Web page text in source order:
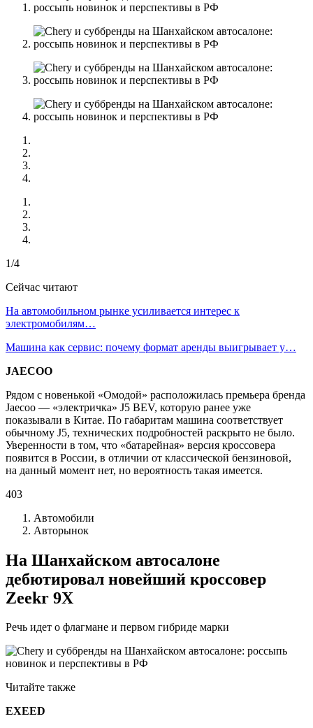
1/4
Сейчас читают
На автомобильном рынке усиливается интерес к
электромобилям…
Машина как сервис: почему формат аренды выигрывает у…
JAECOO
Рядом с новенькой «Омодой» расположилась премьера бренда
Jaecoo — «электричка» J5 BEV, которую ранее уже
показывали в Китае. По габаритам машина соответствует
обычному J5, технических подробностей раскрыто не было.
Уверенности в том, что «батарейная» версия кроссовера
появится в России, в отличии от классической бензиновой,
на данный момент нет, но вероятность такая имеется.
403
Автомобили
Авторынок
На Шанхайском автосалоне
дебютировал новейший кроссовер
Zeekr 9X
Речь идет о флагмане и первом гибриде марки
Читайте также
EXEED